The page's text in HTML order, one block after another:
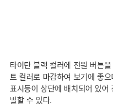
타이탄 블랙 컬러에 전원 버튼
트 컬러로 마감하여 보기에 좋
표시등이 상단에 배치되어 있
별할 수 있다.